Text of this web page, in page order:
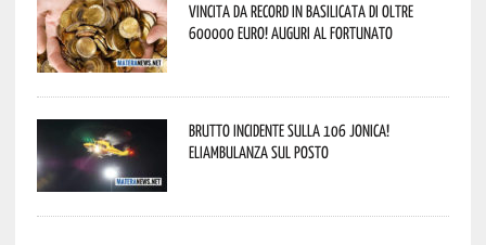
Vincita da record in Basilicata di oltre
600000 euro! Auguri al fortunato
Brutto incidente sulla 106 Jonica!
Eliambulanza sul posto